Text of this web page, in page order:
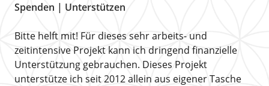
Spenden | Unterstützen
Bitte helft mit! Für dieses sehr arbeits- und
zeitintensive Projekt kann ich dringend finanzielle
Unterstützung gebrauchen. Dieses Projekt
unterstütze ich seit 2012 allein aus eigener Tasche